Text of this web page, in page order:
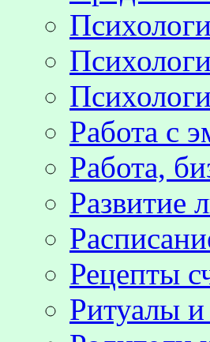
Работа с
Работа,
Развитие
Рецепты
Ритуалы и